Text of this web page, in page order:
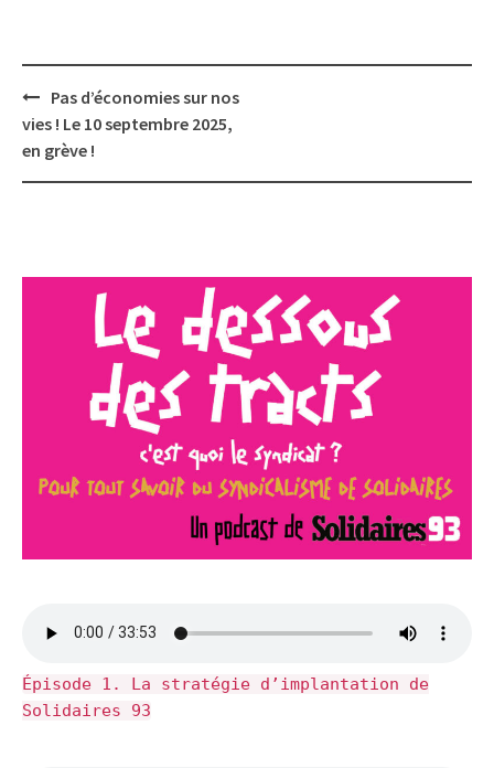
Post
navigation
Pas d’économies sur nos
vies ! Le 10 septembre 2025,
en grève !
Épisode 1. La stratégie d’implantation de
Solidaires 93